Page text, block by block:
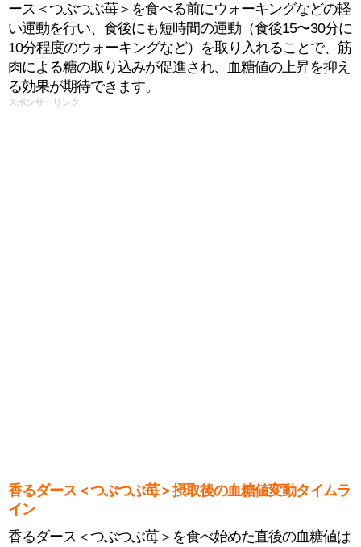
ース＜つぶつぶ苺＞を食べる前にウォーキングなどの軽
い運動を行い、食後にも短時間の運動（食後15〜30分に
10分程度のウォーキングなど）を取り入れることで、筋
肉による糖の取り込みが促進され、血糖値の上昇を抑え
る効果が期待できます。
スポンサーリンク
香るダース＜つぶつぶ苺＞摂取後の血糖値変動タイムラ
イン
香るダース＜つぶつぶ苺＞を食べ始めた直後の血糖値は